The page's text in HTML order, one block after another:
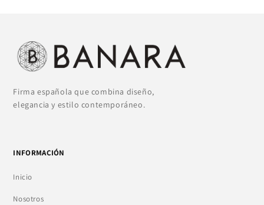
Firma española que combina diseño,
elegancia y estilo contemporáneo.
INFORMACIÓN
Inicio
Nosotros